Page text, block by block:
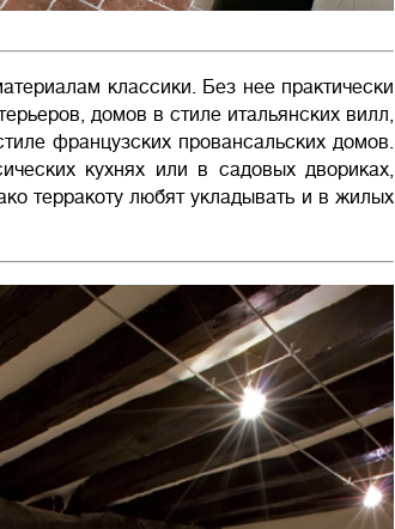
классики. Без нее практически
домов в стиле итальянских вилл,
французских провансальских домов.
кухнях или в садовых двориках,
терракоту любят укладывать и в жилых